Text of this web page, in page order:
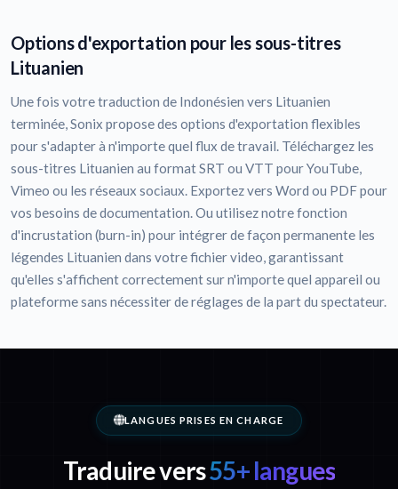
Options d'exportation pour les sous-titres
Lituanien
Une fois votre traduction de Indonésien vers Lituanien
terminée, Sonix propose des options d'exportation flexibles
pour s'adapter à n'importe quel flux de travail. Téléchargez les
sous-titres Lituanien au format SRT ou VTT pour YouTube,
Vimeo ou les réseaux sociaux. Exportez vers Word ou PDF pour
vos besoins de documentation. Ou utilisez notre fonction
d'incrustation (burn-in) pour intégrer de façon permanente les
légendes Lituanien dans votre fichier video, garantissant
qu'elles s'affichent correctement sur n'importe quel appareil ou
plateforme sans nécessiter de réglages de la part du spectateur.
LANGUES PRISES EN CHARGE
Traduire vers55+ langues